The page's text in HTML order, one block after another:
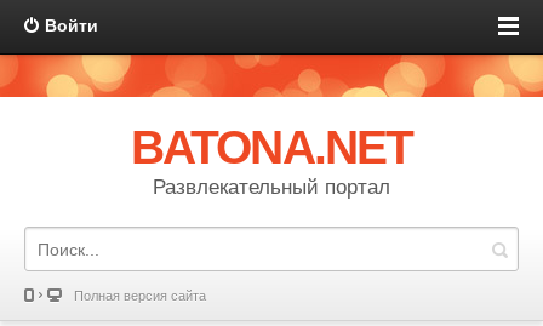
Войти
BATONA.NET
Развлекательный портал
Полная версия сайта